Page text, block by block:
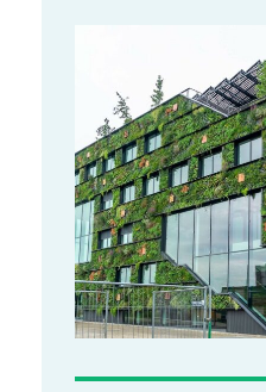
VOOR WIE
ONTDEKKEN